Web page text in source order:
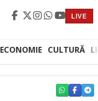
LIVE
ECONOMIE CULTURĂ
WHATSAPP